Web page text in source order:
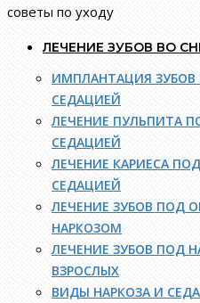
советы по уходу
ЛЕЧЕНИЕ ЗУБОВ ВО
ИМПЛАНТАЦИЯ
СЕДАЦИЕЙ
ЛЕЧЕНИЕ ПУЛЬПИТА
СЕДАЦИЕЙ
ЛЕЧЕНИЕ КАРИЕСА ПОД
СЕДАЦИЕЙ
ЛЕЧЕНИЕ ЗУБОВ ПОД
НАРКОЗОМ
ЛЕЧЕНИЕ ЗУБОВ ПОД
ВЗРОСЛЫХ
ВИДЫ НАРКОЗА И